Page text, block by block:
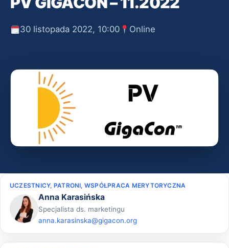
30 listopada 2022, 10:00 Online
UCZESTNICY, PATRONI, WSPÓŁPRACA MERYTORYCZNA
Anna Karasińska
Specjalista ds. marketingu
anna.karasinska@gigacon.org